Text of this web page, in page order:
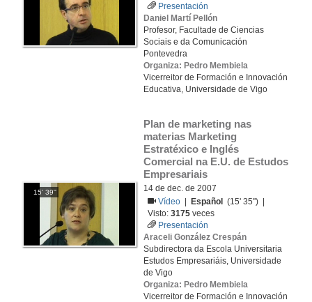
Presentación
Daniel Martí Pellón
Profesor, Facultade de Ciencias
Sociais e da Comunicación
Pontevedra
Organiza: Pedro Membiela
Vicerreitor de Formación e Innovación
Educativa, Universidade de Vigo
15' 39''
Plan de marketing nas
materias Marketing
Estratéxico e Inglés
Comercial na E.U. de Estudos
Empresariais
14 de dec. de 2007
Vídeo
Español
(15' 35'') |
Visto:3175 veces
Presentación
Araceli González Crespán
Subdirectora da Escola Universitaria
Estudos Empresariáis, Universidade
de Vigo
Organiza: Pedro Membiela
Vicerreitor de Formación e Innovación